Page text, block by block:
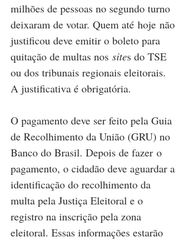
milhões de pessoas no segundo turno
deixaram de votar. Quem até hoje não
justificou deve emitir o boleto para
quitação de multas nos sites do TSE
ou dos tribunais regionais eleitorais.
A justificativa é obrigatória.
O pagamento deve ser feito pela Guia
de Recolhimento da União (GRU) no
Banco do Brasil. Depois de fazer o
pagamento, o cidadão deve aguardar a
identificação do recolhimento da
multa pela Justiça Eleitoral e o
registro na inscrição pela zona
eleitoral. Essas informações estarão